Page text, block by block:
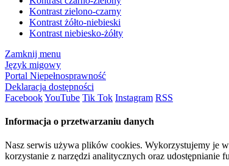
Kontrast zielono-czarny
Kontrast żółto-niebieski
Kontrast niebiesko-żółty
Zamknij menu
Język migowy
Portal Niepełnosprawność
Deklaracja dostępności
FacebookYouTube Tik Tok Instagram RSS
Informacja o przetwarzaniu danych
Nasz serwis używa plików cookies. Wykorzystujemy je
korzystanie z narzędzi analitycznych oraz udostępnianie